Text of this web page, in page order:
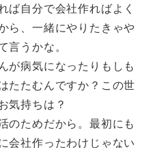
ば自分で会社作ればよく
ら、一緒にやりたきゃや
言うかな。
が病気になったりもしも
たたむんですか？この世
気持ちは？
のためだから。最初にも
会社作ったわけじゃない